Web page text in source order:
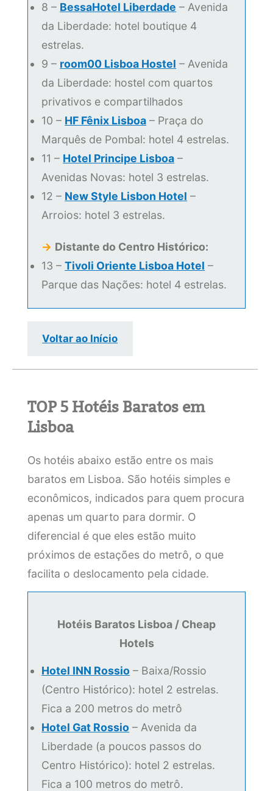
8 – BessaHotel Liberdade – Avenida
da Liberdade: hotel boutique 4
estrelas.
9 – room00 Lisboa Hostel – Avenida
da Liberdade: hostel com quartos
privativos e compartilhados
10 – HF Fênix Lisboa – Praça do
Marquês de Pombal: hotel 4 estrelas.
11 – Hotel Principe Lisboa –
Avenidas Novas: hotel 3 estrelas.
12 – New Style Lisbon Hotel –
Arroios: hotel 3 estrelas.
→ Distante do Centro Histórico:
13 –Tivoli Oriente Lisboa Hotel –
Parque das Nações: hotel 4 estrelas.
Voltar ao Início
TOP 5 Hotéis Baratos em
Lisboa
Os hotéis abaixo estão entre os mais
baratos em Lisboa. São hotéis simples e
econômicos, indicados para quem procura
apenas um quarto para dormir. O
diferencial é que eles estão muito
próximos de estações do metrô, o que
facilita o deslocamento pela cidade.
Hotéis Baratos Lisboa / Cheap
Hotels
Hotel INN Rossio – Baixa/Rossio
(Centro Histórico): hotel 2 estrelas.
Fica a 200 metros do metrô
Hotel Gat Rossio – Avenida da
Liberdade (a poucos passos do
Centro Histórico): hotel 2 estrelas.
Fica a 100 metros do metrô.